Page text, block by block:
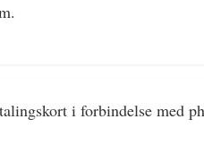
i forbindelse med